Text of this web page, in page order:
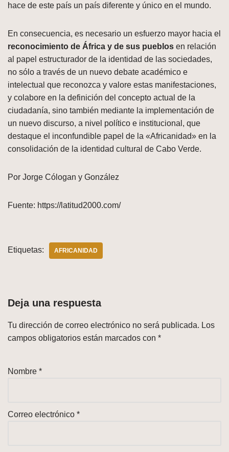
hace de este país un país diferente y único en el mundo.
En consecuencia, es necesario un esfuerzo mayor hacia el
reconocimiento de África y de sus pueblos en relación
al papel estructurador de la identidad de las sociedades,
no sólo a través de un nuevo debate académico e
intelectual que reconozca y valore estas manifestaciones,
y colabore en la definición del concepto actual de la
ciudadanía, sino también mediante la implementación de
un nuevo discurso, a nivel político e institucional, que
destaque el inconfundible papel de la «Africanidad» en la
consolidación de la identidad cultural de Cabo Verde.
Por Jorge Cólogan y González
Fuente: https://latitud2000.com/
Etiquetas: AFRICANIDAD
Deja una respuesta
Tu dirección de correo electrónico no será publicada. Los
campos obligatorios están marcados con *
Nombre *
Correo electrónico *